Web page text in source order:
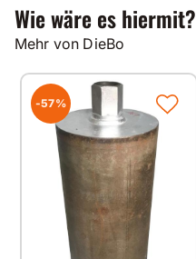
Wie wäre es hiermit?
Mehr von DieBo
-57%